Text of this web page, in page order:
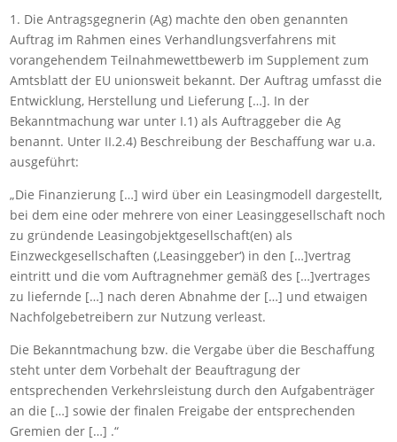
1. Die Antragsgegnerin (Ag) machte den oben genannten
Auftrag im Rahmen eines Verhandlungsverfahrens mit
vorangehendem Teilnahmewettbewerb im Supplement zum
Amtsblatt der EU unionsweit bekannt. Der Auftrag umfasst die
Entwicklung, Herstellung und Lieferung […]. In der
Bekanntmachung war unter I.1) als Auftraggeber die Ag
benannt. Unter II.2.4) Beschreibung der Beschaffung war u.a.
ausgeführt:
„Die Finanzierung […] wird über ein Leasingmodell dargestellt,
bei dem eine oder mehrere von einer Leasinggesellschaft noch
zu gründende Leasingobjektgesellschaft(en) als
Einzweckgesellschaften (‚Leasinggeber‘) in den […]vertrag
eintritt und die vom Auftragnehmer gemäß des […]vertrages
zu liefernde […] nach deren Abnahme der […] und etwaigen
Nachfolgebetreibern zur Nutzung verleast.
Die Bekanntmachung bzw. die Vergabe über die Beschaffung
steht unter dem Vorbehalt der Beauftragung der
entsprechenden Verkehrsleistung durch den Aufgabenträger
an die […] sowie der finalen Freigabe der entsprechenden
Gremien der […] .“